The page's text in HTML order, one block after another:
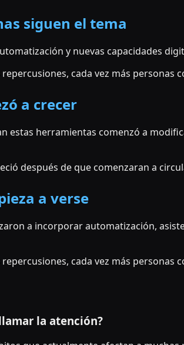
siguen el tema
y nuevas capacidades
cada vez más personas
a crecer
estas herramientas comenzó a
después de que comenzaran a
a verse
a incorporar automatización,
cada vez más personas
la atención?